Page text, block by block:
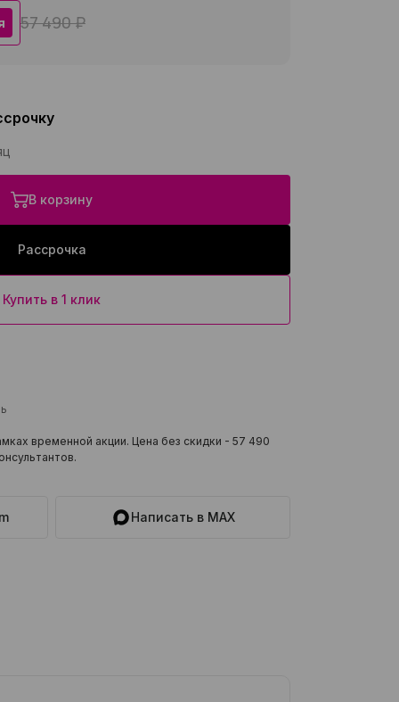
57 490 ₽
В корзину
Рассрочка
Купить в 1 клик
временной акции. Цена без скидки - 57 490
Написать в MAX